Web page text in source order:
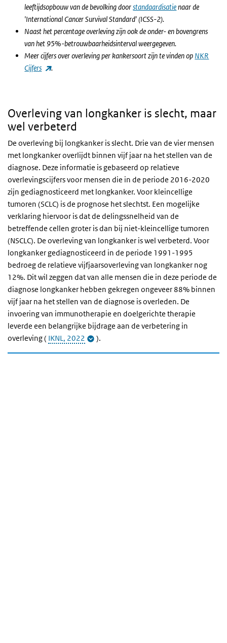
leeftijdsopbouw van de bevolking doorstandaardisatienaar de
'International Cancer Survival Standard' (ICSS-2).
Naast het percentage overleving zijn ook de onder- en bovengrens
van het 95%-betrouwbaarheidsinterval weergegeven.
Meer cijfers over overleving per kankersoort zijn te vinden op NKR
Cijfers
(externe link)
.
Overleving van longkanker is slecht, maar
wel verbeterd
De overleving bij longkanker is slecht. Drie van de vier mensen
met longkanker overlijdt binnen vijf jaar na het stellen van de
diagnose. Deze informatie is gebaseerd op relatieve
overlevingscijfers voor mensen die in de periode 2016-2020
zijn gediagnosticeerd met longkanker. Voor kleincellige
tumoren (SCLC) is de prognose het slechtst. Een mogelijke
verklaring hiervoor is dat de delingssnelheid van de
betreffende cellen groter is dan bij niet-kleincellige tumoren
(NSCLC). De overleving van longkanker is wel verbeterd. Voor
longkanker gediagnosticeerd in de periode 1991-1995
bedroeg de relatieve vijfjaarsoverleving van longkanker nog
12%. Dit wil zeggen dat van alle mensen die in deze periode de
diagnose longkanker hebben gekregen ongeveer 88% binnen
vijf jaar na het stellen van de diagnose is overleden. De
invoering van immunotherapie en doelgerichte therapie
leverde een belangrijke bijdrage aan de verbetering in
overleving ( IKNL, 2022 ).